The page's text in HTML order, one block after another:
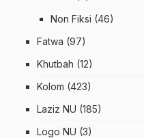
Non Fiksi (46)
Fatwa (97)
Khutbah (12)
Kolom (423)
Laziz NU (185)
Logo NU (3)